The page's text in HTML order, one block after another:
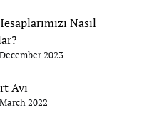
Nasıl
2023
Avı
2022